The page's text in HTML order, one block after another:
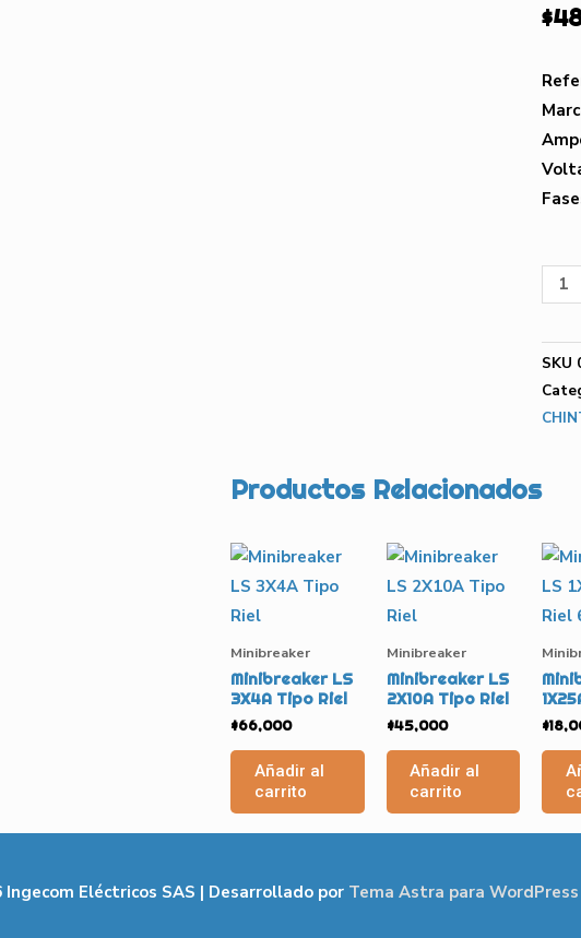
$
SKU
Productos Relacionados
Minibreaker
Minibreaker LS
3X4A Tipo Riel
$66,000
Añadir al
carrito
Minibreaker
Minibreaker LS
2X10A Tipo Riel
$45,000
Añadir al
carrito
$
Ingecom Eléctricos SAS | Desarrollado por Tema Astra para WordPress